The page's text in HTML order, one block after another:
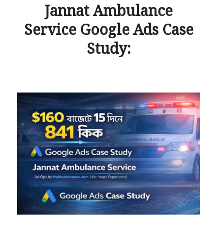
Jannat Ambulance
Service Google Ads Case
Study: